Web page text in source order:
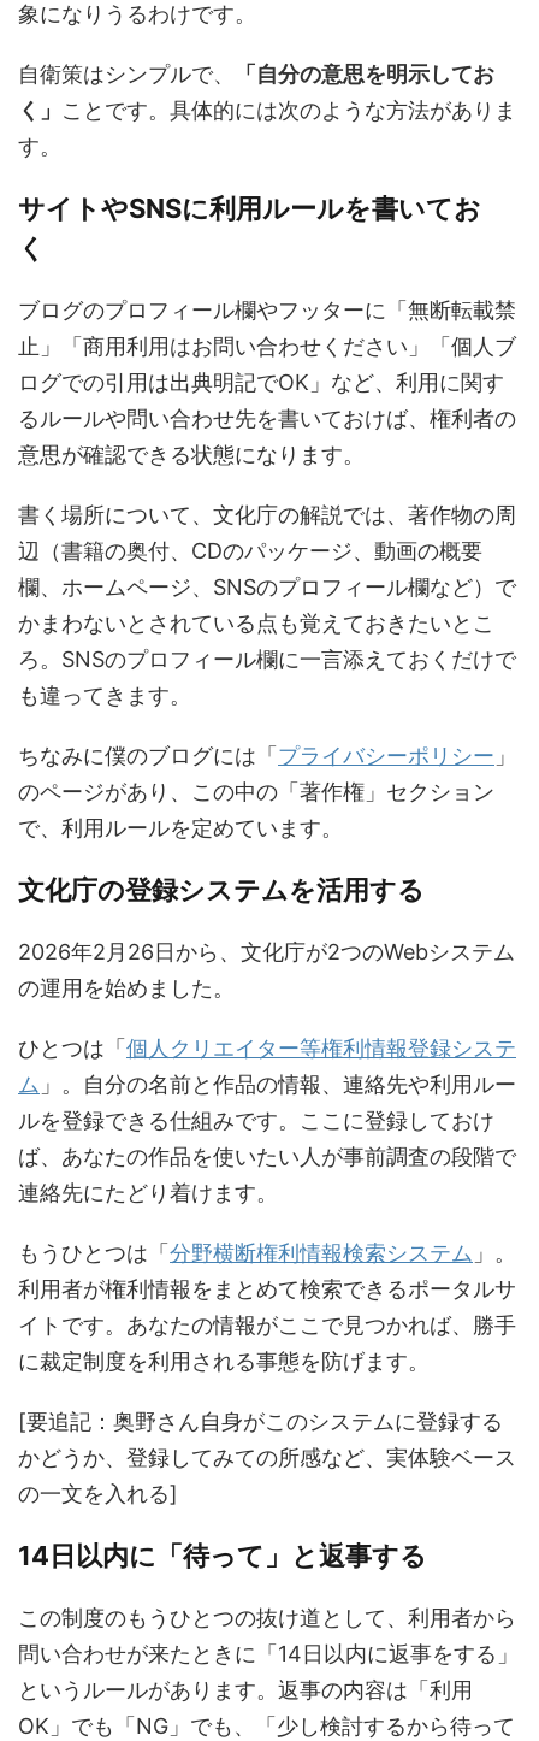
象になりうるわけです。
自衛策はシンプルで、
「自分の意思を明示してお
く」 ことです。具体的には次のような方法がありま
す。
サイトやSNSに利用ルールを書いてお
く
ブログのプロフィール欄やフッターに「無断転載禁
止」「商用利用はお問い合わせください」「個人ブ
ログでの引用は出典明記でOK」など、利用に関す
るルールや問い合わせ先を書いておけば、権利者の
意思が確認できる状態になります。
書く場所について、文化庁の解説では、著作物の周
辺（書籍の奥付、CDのパッケージ、動画の概要
欄、ホームページ、SNSのプロフィール欄など）で
かまわないとされている点も覚えておきたいとこ
ろ。SNSのプロフィール欄に一言添えておくだけで
も違ってきます。
ちなみに僕のブログには「 プライバシーポリシー 」
のページがあり、この中の「著作権」セクション
で、利用ルールを定めています。
文化庁の登録システムを活用する
2026年2月26日から、文化庁が2つのWebシステム
の運用を始めました。
ひとつは「 個人クリエイター等権利情報登録システ
ム 」。自分の名前と作品の情報、連絡先や利用ルー
ルを登録できる仕組みです。ここに登録しておけ
ば、あなたの作品を使いたい人が事前調査の段階で
連絡先にたどり着けます。
もうひとつは「 分野横断権利情報検索システム 」。
利用者が権利情報をまとめて検索できるポータルサ
イトです。あなたの情報がここで見つかれば、勝手
に裁定制度を利用される事態を防げます。
[要追記：奥野さん自身がこのシステムに登録する
かどうか、登録してみての所感など、実体験ベース
の一文を入れる]
14日以内に「待って」と返事する
この制度のもうひとつの抜け道として、利用者から
問い合わせが来たときに「14日以内に返事をする」
というルールがあります。返事の内容は「利用
OK」でも「NG」でも、「少し検討するから待って